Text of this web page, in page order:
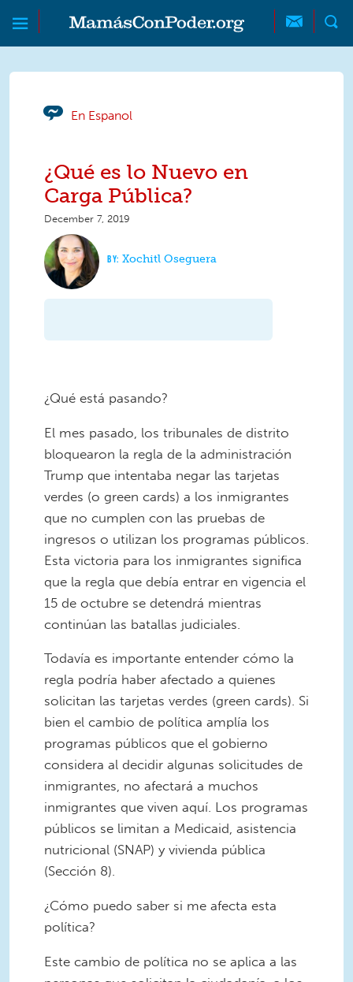
Skip to main content
Skip to main content
MamásConPoder
En Espanol
¿Qué es lo Nuevo en
Carga Pública?
December 7, 2019
Xochitl Oseguera
¿Qué está pasando?
El mes pasado, los tribunales de distrito
bloquearon la regla de la administración
Trump que intentaba negar las tarjetas
verdes (o green cards) a los inmigrantes
que no cumplen con las pruebas de
ingresos o utilizan los programas públicos.
Esta victoria para los inmigrantes significa
que la regla que debía entrar en vigencia el
15 de octubre se detendrá mientras
continúan las batallas judiciales.
Todavía es importante entender cómo la
regla podría haber afectado a quienes
solicitan las tarjetas verdes (green cards). Si
bien el cambio de política amplía los
programas públicos que el gobierno
considera al decidir algunas solicitudes de
inmigrantes, no afectará a muchos
inmigrantes que viven aquí. Los programas
públicos se limitan a Medicaid, asistencia
nutricional (SNAP) y vivienda pública
(Sección 8).
¿Cómo puedo saber si me afecta esta
política?
Este cambio de política no se aplica a las